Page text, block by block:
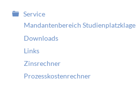
Service
Mandantenbereich Studienplatzklage
Downloads
Links
Zinsrechner
Prozesskostenrechner